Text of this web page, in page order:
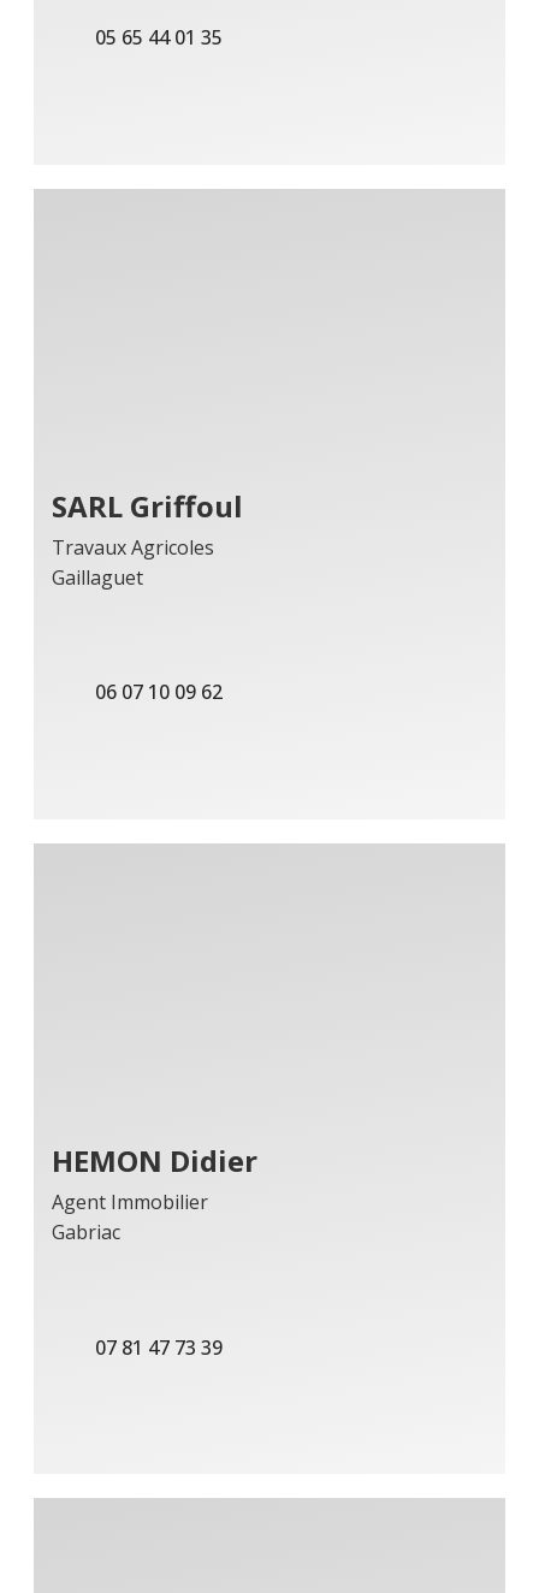
05 65 44 01 35
SARL Griffoul
Travaux Agricoles
Gaillaguet
06 07 10 09 62
HEMON Didier
Agent Immobilier
Gabriac
07 81 47 73 39